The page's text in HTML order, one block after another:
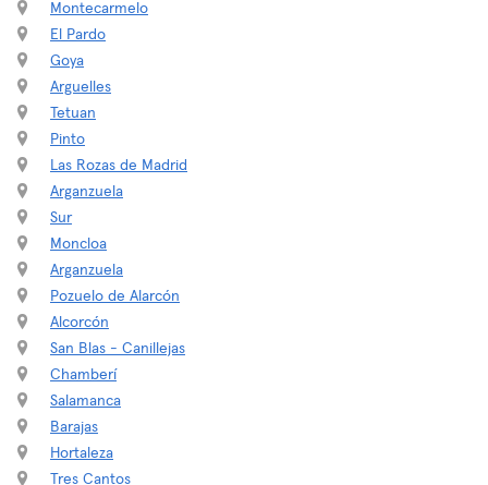
Montecarmelo
El Pardo
Goya
Arguelles
Tetuan
Pinto
Las Rozas de Madrid
Arganzuela
Sur
Moncloa
Arganzuela
Pozuelo de Alarcón
Alcorcón
San Blas - Canillejas
Chamberí
Salamanca
Barajas
Hortaleza
Tres Cantos